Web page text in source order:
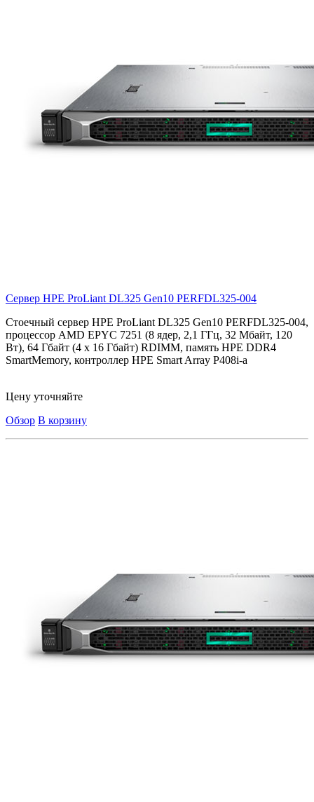
Сервер HPE ProLiant DL325 Gen10 PERFDL325-004
Стоечный сервер HPE ProLiant DL325 Gen10 PERFDL325-004,
процессор AMD EPYC 7251 (8 ядер, 2,1 ГГц, 32 Мбайт, 120
Вт), 64 Гбайт (4 x 16 Гбайт) RDIMM, память HPE DDR4
SmartMemory, контроллер HPE Smart Array P408i-a
Цену уточняйте
Обзор В корзину